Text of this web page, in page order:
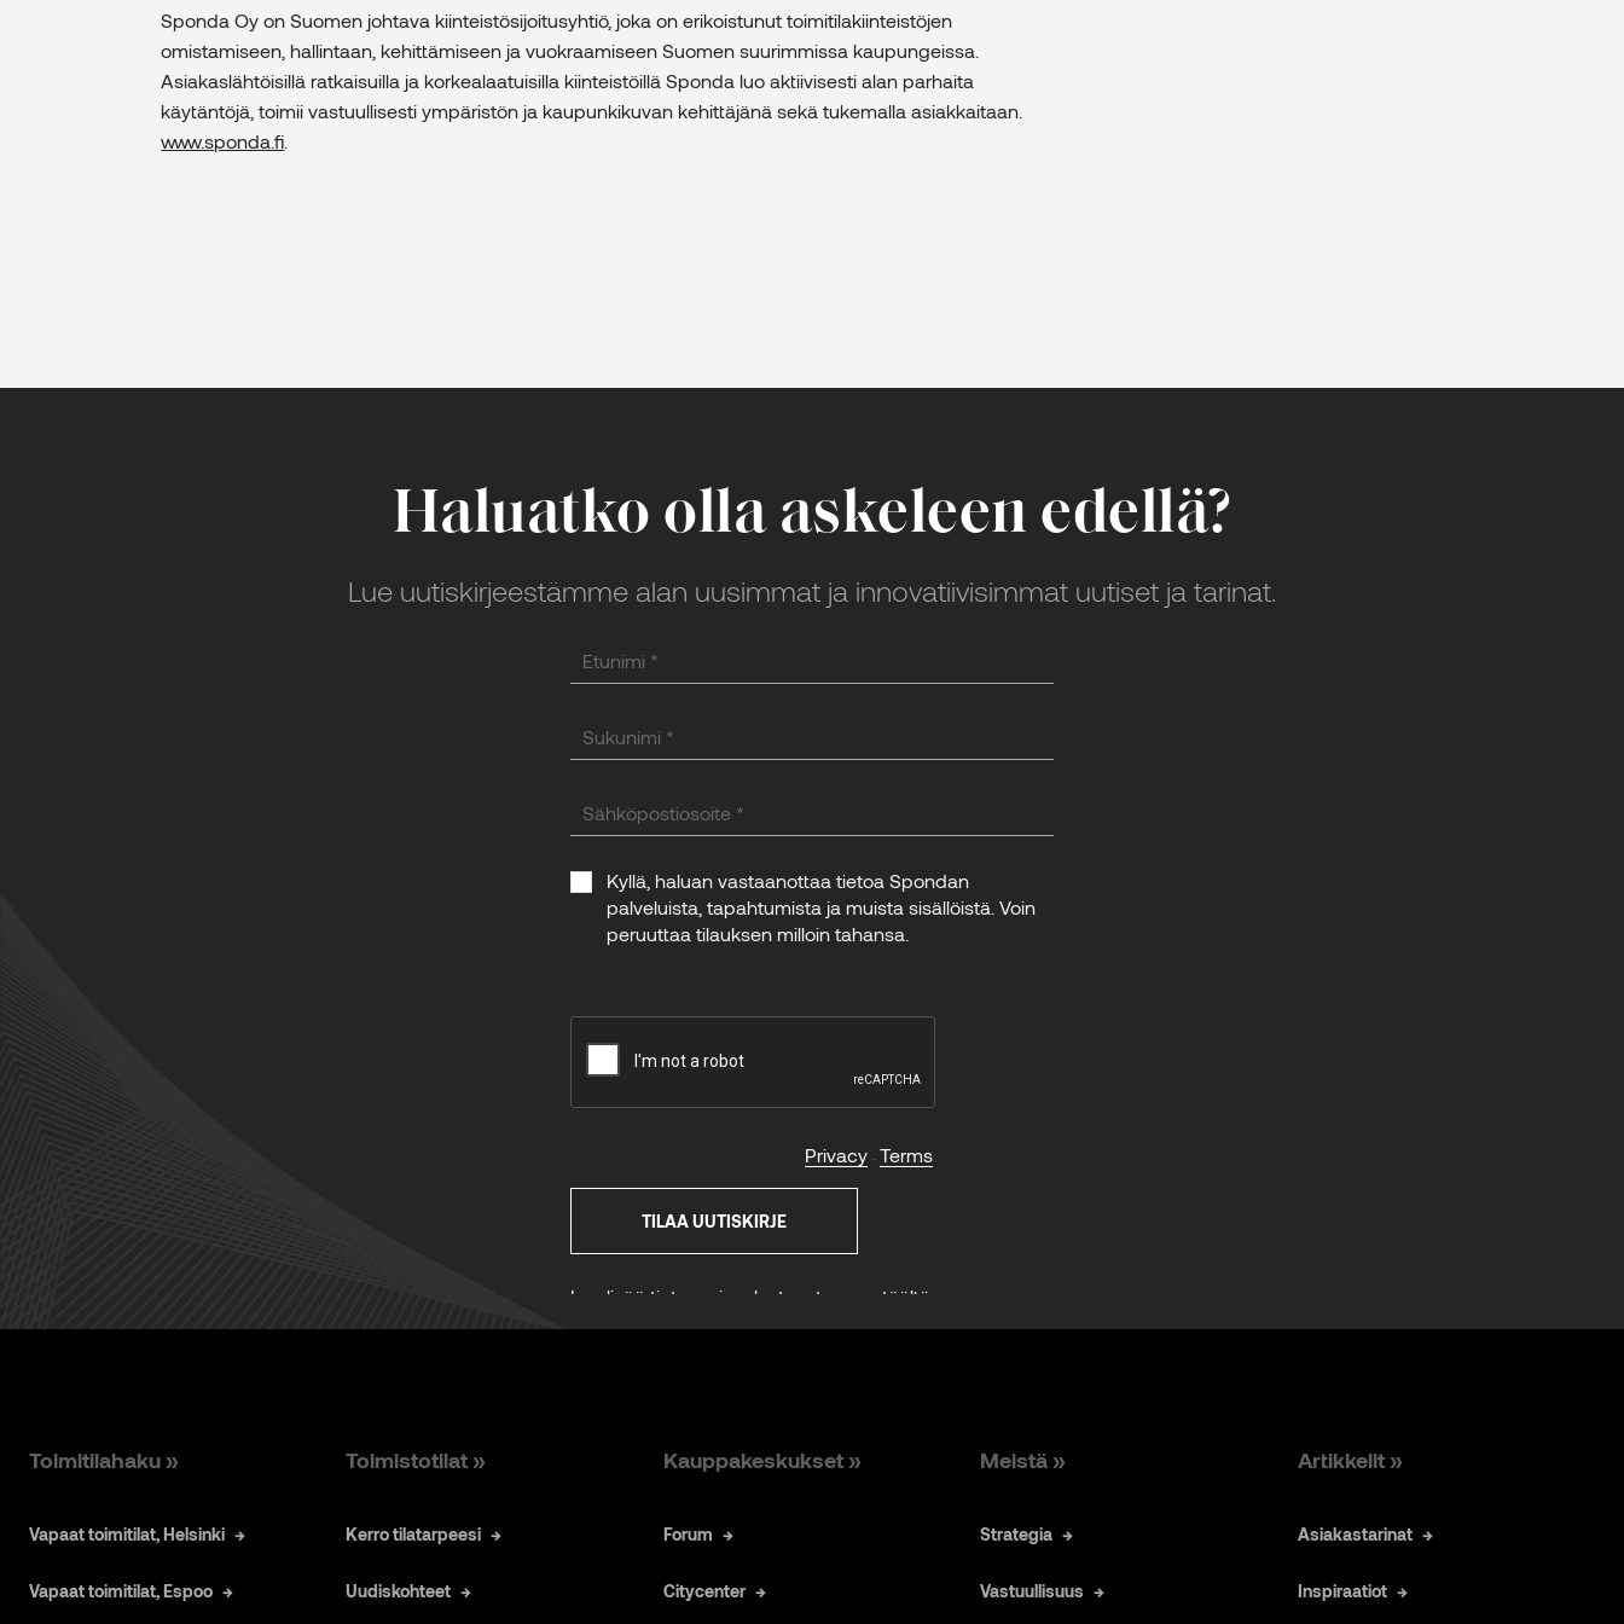
Sponda Oy on Suomen johtava kiinteistösijoitusyhtiö, joka on erikoistunut toimitilakiinteistöjen
omistamiseen, hallintaan, kehittämiseen ja vuokraamiseen Suomen suurimmissa kaupungeissa.
Asiakaslähtöisillä ratkaisuilla ja korkealaatuisilla kiinteistöillä Sponda luo aktiivisesti alan parhaita
käytäntöjä, toimii vastuullisesti ympäristön ja kaupunkikuvan kehittäjänä sekä tukemalla asiakkaitaan.
www.sponda.fi
Toimitilahaku »
Vapaat toimitilat, Helsinki
Vapaat toimitilat, Espoo
Toimistotilat »
Kerro tilatarpeesi
Uudiskohteet
Kauppakeskukset »
Forum
Citycenter
Meistä »
Strategia
Vastuullisuus
Artikkelit »
Asiakastarinat
Inspiraatiot